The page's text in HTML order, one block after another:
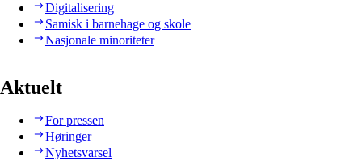
Digitalisering
Samisk i barnehage og skole
Nasjonale minoriteter
Aktuelt
For pressen
Høringer
Nyhetsvarsel